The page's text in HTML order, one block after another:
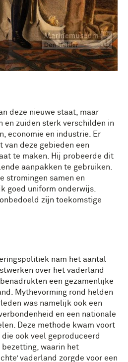
deze nieuwe staat, maar
en zuiden sterk verschilden in
economie en industrie. Er
van deze gebieden een
te maken. Hij probeerde dit
aanpakken te gebruiken.
stromingen samen en
goed uniform onderwijs.
zijn toekomstige
nam het aantal
over het vaderland
een gezamenlijke
Mythevorming rond helden
was namelijk ook een
en een nationale
Deze methode kwam voort
ook veel geproduceerd
waarin het
vaderland zorgde voor een